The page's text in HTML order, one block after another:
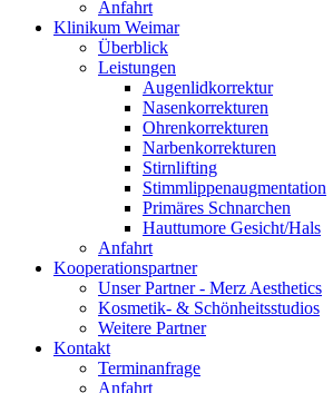
Anfahrt
Klinikum Weimar
Überblick
Leistungen
Augenlidkorrektur
Nasenkorrekturen
Ohrenkorrekturen
Narbenkorrekturen
Stirnlifting
Stimmlippenaugmentation
Primäres Schnarchen
Hauttumore Gesicht/Hals
Anfahrt
Kooperationspartner
Unser Partner - Merz Aesthetics
Kosmetik- & Schönheitsstudios
Weitere Partner
Kontakt
Terminanfrage
Anfahrt